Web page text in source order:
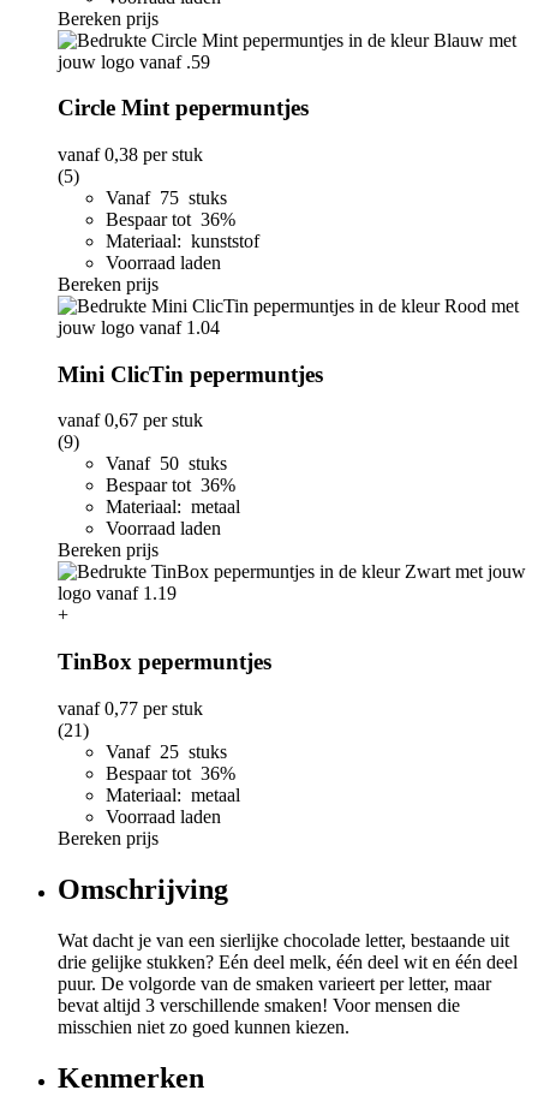
Bereken prijs
Circle Mint pepermuntjes
vanaf0,38 per stuk
(5)
Vanaf 75 stuks
Bespaar tot 36%
Materiaal: kunststof
Voorraad laden
Bereken prijs
Mini ClicTin pepermuntjes
vanaf0,67 per stuk
(9)
Vanaf 50 stuks
Bespaar tot 36%
Materiaal: metaal
Voorraad laden
Bereken prijs
+
TinBox pepermuntjes
vanaf0,77 per stuk
(21)
Vanaf 25 stuks
Bespaar tot 36%
Materiaal: metaal
Voorraad laden
Bereken prijs
Omschrijving
Wat dacht je van een sierlijke chocolade letter, bestaande uit
drie gelijke stukken? Eén deel melk, één deel wit en één deel
puur. De volgorde van de smaken varieert per letter, maar
bevat altijd 3 verschillende smaken! Voor mensen die
misschien niet zo goed kunnen kiezen.
Kenmerken